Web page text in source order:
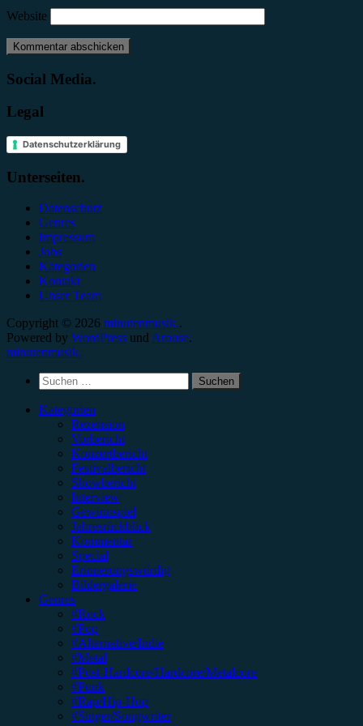
Website
Social Media.
Legal
Datenschutzerklärung
Unterseiten.
Datenschutz
Genres
Impressum
Jobs
Kategorien
Kontakt
Unser Team
Copyright © 2026 minutenmusik..
Powered by WordPress und Arouse.
minutenmusik.
Suchen
nach:
Kategorien
Rezension
Vorbericht
Konzertbericht
Festivalbericht
Showbericht
Interview
Gewinnspiel
Jahresrückblick
Kommentar
Special
Erinnerungswürdig
Bildergalerie
Genres
#Rock
#Pop
#Alternative/Indie
#Metal
#Post-Hardcore/Hardcore/Metalcore
#Punk
#Rap/Hip-Hop
#Singer/Songwriter